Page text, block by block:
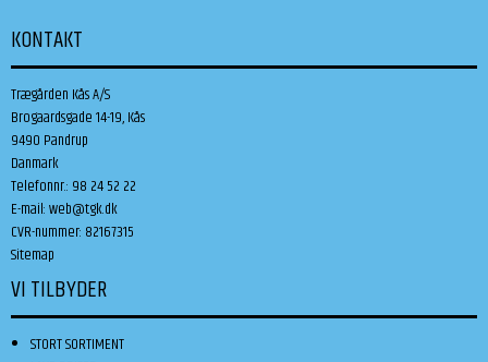
KONTAKT
Trægården Kås A/S
Brogaardsgade 14-19, Kås
9490 Pandrup
Danmark
Telefonnr.: 98 24 52 22
E-mail:web@tgk.dk
CVR-nummer: 82167315
Sitemap
VI TILBYDER
STORT SORTIMENT